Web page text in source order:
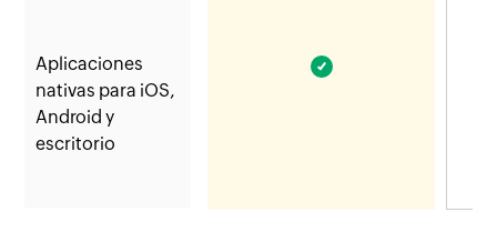
Aplicaciones
nativas para iOS,
Android y
escritorio
Zoho Mail: Sí